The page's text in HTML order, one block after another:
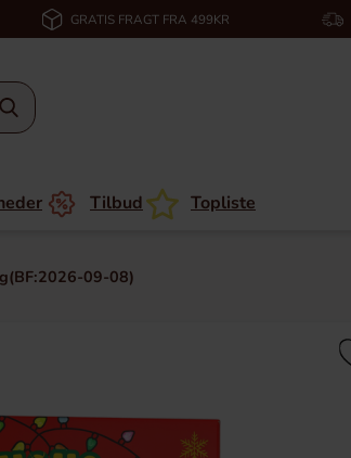
GRATIS FRAGT FRA 499KR
Tilbud Topliste
09-08)